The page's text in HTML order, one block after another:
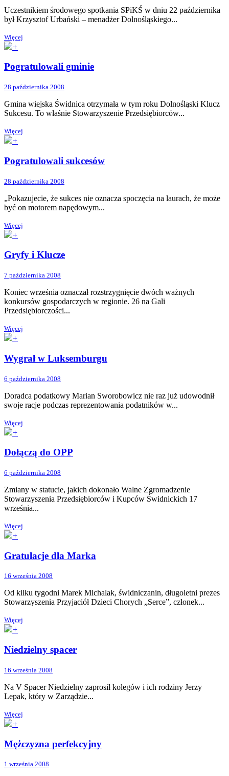
Uczestnikiem środowego spotkania SPiKŚ w dniu 22 października
był Krzysztof Urbański – menadżer Dolnośląskiego...
Więcej
+
Pogratulowali gminie
28 października 2008
Gmina wiejska Świdnica otrzymała w tym roku Dolnośląski Klucz
Sukcesu. To właśnie Stowarzyszenie Przedsiębiorców...
Więcej
+
Pogratulowali sukcesów
28 października 2008
„Pokazujecie, że sukces nie oznacza spoczęcia na laurach, że może
być on motorem napędowym...
Więcej
+
Gryfy i Klucze
7 października 2008
Koniec września oznaczał rozstrzygnięcie dwóch ważnych
konkursów gospodarczych w regionie. 26 na Gali
Przedsiębiorczości...
Więcej
+
Wygrał w Luksemburgu
6 października 2008
Doradca podatkowy Marian Sworobowicz nie raz już udowodnił
swoje racje podczas reprezentowania podatników w...
Więcej
+
Dołączą do OPP
6 października 2008
Zmiany w statucie, jakich dokonało Walne Zgromadzenie
Stowarzyszenia Przedsiębiorców i Kupców Świdnickich 17
września...
Więcej
+
Gratulacje dla Marka
16 września 2008
Od kilku tygodni Marek Michalak, świdniczanin, długoletni prezes
Stowarzyszenia Przyjaciół Dzieci Chorych „Serce”, członek...
Więcej
+
Niedzielny spacer
16 września 2008
Na V Spacer Niedzielny zaprosił kolegów i ich rodziny Jerzy
Lepak, który w Zarządzie...
Więcej
+
Mężczyzna perfekcyjny
1 września 2008